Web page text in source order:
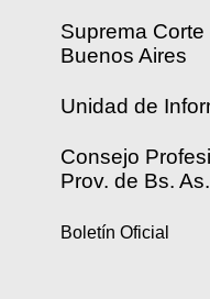
Suprema
Buenos Aires
Unidad de
Consejo
Prov. de Bs. As.
Boletín Oficial